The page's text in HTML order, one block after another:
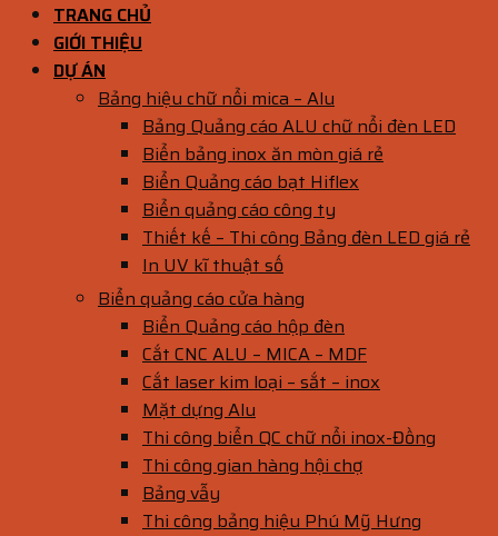
TRANG CHỦ
GIỚI THIỆU
DỰ ÁN
Bảng hiệu chữ nổi mica – Alu
Bảng Quảng cáo ALU chữ nổi đèn LED
Biển bảng inox ăn mòn giá rẻ
Biển Quảng cáo bạt Hiflex
Biển quảng cáo công ty
Thiết kế – Thi công Bảng đèn LED giá rẻ
In UV kĩ thuật số
Biển quảng cáo cửa hàng
Biển Quảng cáo hộp đèn
Cắt CNC ALU – MICA – MDF
Cắt laser kim loại – sắt – inox
Mặt dựng Alu
Thi công biển QC chữ nổi inox-Đồng
Thi công gian hàng hội chợ
Bảng vẫy
Thi công bảng hiệu Phú Mỹ Hưng